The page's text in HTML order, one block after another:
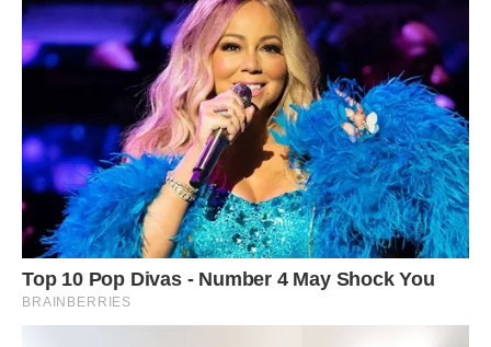
Анну, з днем Ангела щиро вітаю,
Блакитного неба і щастя без краю!
Здоров’я прекрасного, дуже міцного
Везіння, терпіння і ласки від Бога!
Хай Ангел тебе береже й захищає,
І долі щасливої в Бога благає.
Хай радість і усмішки в серці квітують,
А люди хороші добро хай дарують.
***
Бажаю, Анна, хай Ангел із неба,
Завжди буде чуйний і добрий до тебе.